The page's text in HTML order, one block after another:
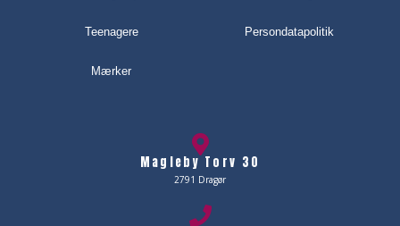
Teenagere
Mærker
Persondatapolitik
Magleby Torv 30
2791 Dragør